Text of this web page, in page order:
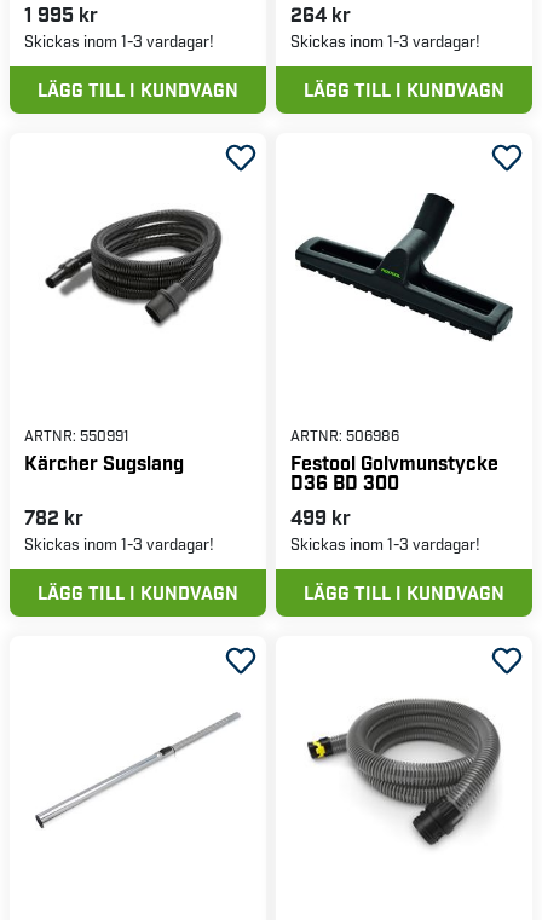
1 995 kr
Skickas inom 1-3 vardagar!
LÄGG TILL I KUNDVAGN
264 kr
Skickas inom 1-3 vardagar!
LÄGG TILL I KUNDVAGN
ARTNR: 550991
Kärcher Sugslang
782 kr
Skickas inom 1-3 vardagar!
LÄGG TILL I KUNDVAGN
ARTNR: 506986
Festool Golvmunstycke
D36 BD 300
499 kr
Skickas inom 1-3 vardagar!
LÄGG TILL I KUNDVAGN